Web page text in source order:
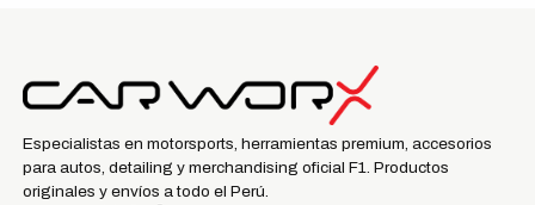
Especialistas en motorsports, herramientas premium, accesorios
para autos, detailing y merchandising oficial F1. Productos
originales y envíos a todo el Perú.